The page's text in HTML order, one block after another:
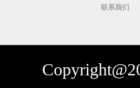
联系我们